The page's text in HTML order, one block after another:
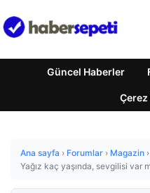
Güncel Haberler
Çerez
Ana sayfa › Forumlar › Magazin ›
Yağız kaç yaşında, sevgilisi var